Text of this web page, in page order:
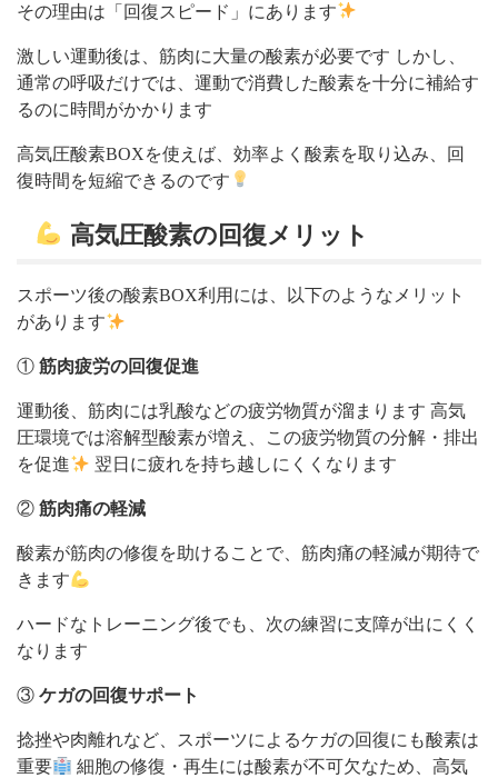
その理由は「回復スピード」にあります
激しい運動後は、筋肉に大量の酸素が必要です しかし、
通常の呼吸だけでは、運動で消費した酸素を十分に補給す
るのに時間がかかります
高気圧酸素BOXを使えば、効率よく酸素を取り込み、回
復時間を短縮できるのです
高気圧酸素の回復メリット
スポーツ後の酸素BOX利用には、以下のようなメリット
があります
① 筋肉疲労の回復促進
運動後、筋肉には乳酸などの疲労物質が溜まります 高気
圧環境では溶解型酸素が増え、この疲労物質の分解・排出
を促進
翌日に疲れを持ち越しにくくなります
② 筋肉痛の軽減
酸素が筋肉の修復を助けることで、筋肉痛の軽減が期待で
きます
ハードなトレーニング後でも、次の練習に支障が出にくく
なります
③ ケガの回復サポート
捻挫や肉離れなど、スポーツによるケガの回復にも酸素は
重要
細胞の修復・再生には酸素が不可欠なため、高気